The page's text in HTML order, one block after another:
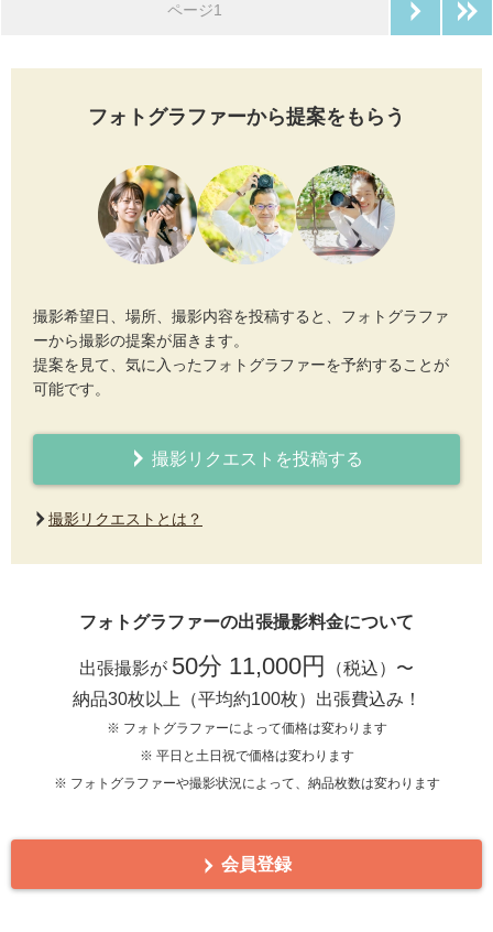
ページ1
フォトグラファーから提案をもらう
撮影希望日、場所、撮影内容を投稿すると、フォトグラファ
ーから撮影の提案が届きます。
提案を見て、気に入ったフォトグラファーを予約することが
可能です。
撮影リクエストを投稿する
撮影リクエストとは？
フォトグラファーの出張撮影料金について
出張撮影が 50分 11,000円
（税込）〜
納品30枚以上（平均約100枚）出張費込み！
※ フォトグラファーによって価格は変わります
※ 平日と土日祝で価格は変わります
※ フォトグラファーや撮影状況によって、納品枚数は変わります
会員登録